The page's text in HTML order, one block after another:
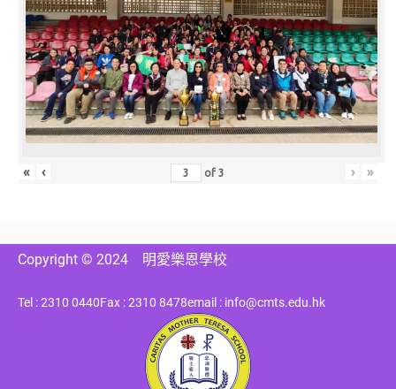
« ‹ of3 › »
Copyright © 2024 明愛樂恩學校
Tel : 2310 0440Fax : 2310 8478email : info@cmts.edu.hk